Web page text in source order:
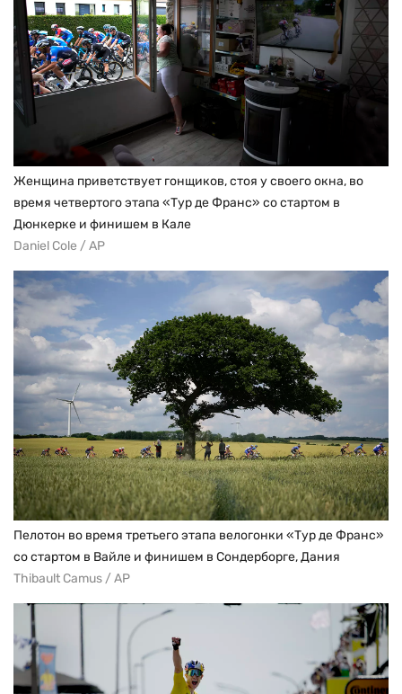
Женщина приветствует гонщиков, стоя у своего окна, во
время четвертого этапа «Тур де Франс» со стартом в
Дюнкерке и финишем в Кале
Daniel Cole / AP
Пелотон во время третьего этапа велогонки «Тур де Франс»
со стартом в Вайле и финишем в Сондерборге, Дания
Thibault Camus / AP